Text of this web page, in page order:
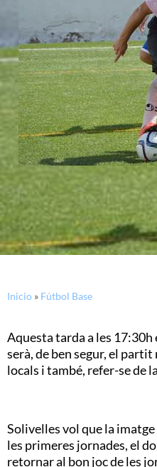
Inicio » Fútbol Base
Aquesta tarda a les 17:30h
serà, de ben segur, el
locals i també, refer-se de
Solivelles vol que la
les primeres jornades, el
retornar al bon joc de les